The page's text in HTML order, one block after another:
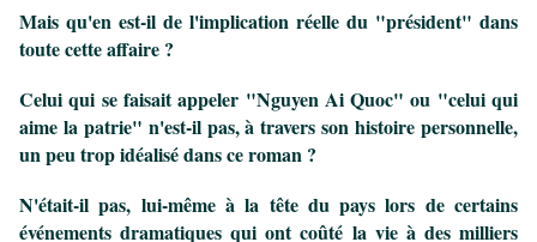
Mais qu'en est-il de l'implication réelle du "président" dans
toute cette affaire ?
Celui qui se faisait appeler "Nguyen Ai Quoc" ou "celui qui
aime la patrie" n'est-il pas, à travers son histoire personnelle,
un peu trop idéalisé dans ce roman ?
N'était-il pas, lui-même à la tête du pays lors de certains
événements dramatiques qui ont coûté la vie à des milliers